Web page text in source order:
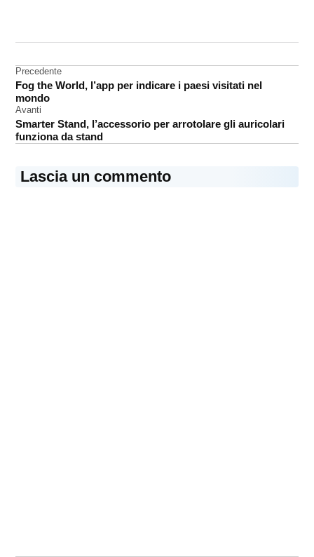
aziende
Navigazione
articoli
Precedente
Fog the World, l’app per indicare i paesi visitati nel
mondo
Avanti
Smarter Stand, l’accessorio per arrotolare gli auricolari
funziona da stand
Lascia un commento